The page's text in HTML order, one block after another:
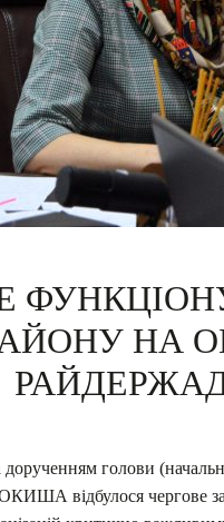
НА
дорученням голови
відбулося чергове